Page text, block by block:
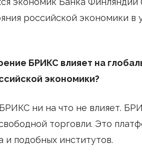
российской экономики в
БРИКС влияет на
экономики?
ни на что не влияет.
торговли. Это
и подобных институтов.